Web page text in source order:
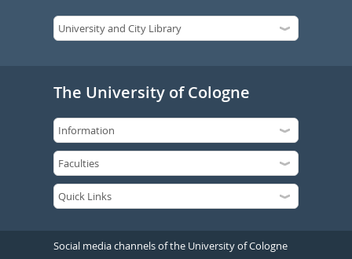
The University of Cologne
Social media channels of the University of Cologne